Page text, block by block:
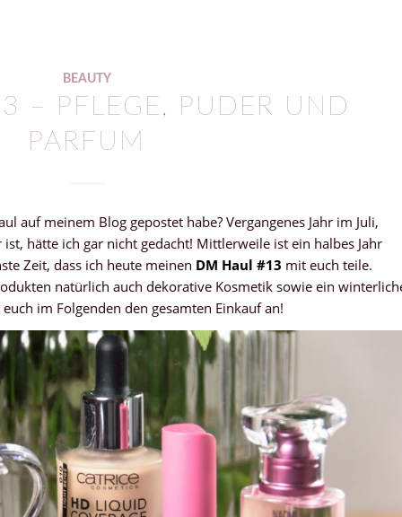
BEAUTY
– PFLEGE, PUDER UND
PARFUM
auf meinem Blog gepostet habe? Vergangenes Jahr im Juli,
ist, hätte ich gar nicht gedacht! Mittlerweile ist ein halbes Jahr
Zeit, dass ich heute meinen DM Haul #13 mit euch teile.
natürlich auch dekorative Kosmetik sowie ein
im Folgenden den gesamten Einkauf an!